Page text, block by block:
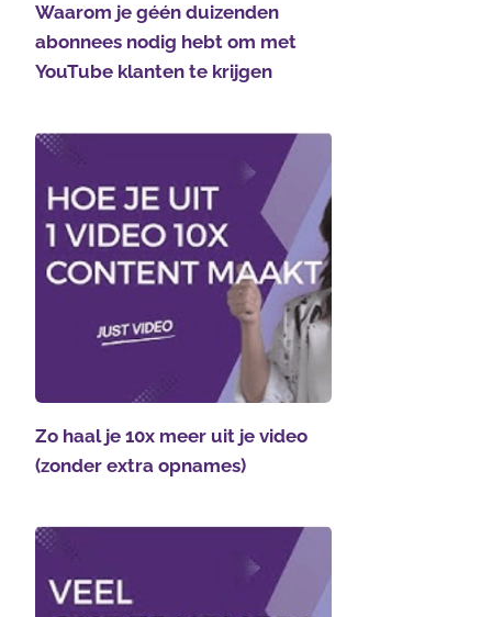
Waarom je géén duizenden
abonnees nodig hebt om met
YouTube klanten te krijgen
Zo haal je 10x meer uit je video
(zonder extra opnames)